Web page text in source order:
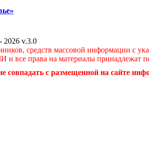
2026 v.3.0
средств массовой информации с
все права на материалы принадлежат
совпадать с размещенной на сайте